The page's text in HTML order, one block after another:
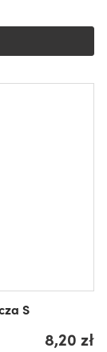
S
8,20 zł